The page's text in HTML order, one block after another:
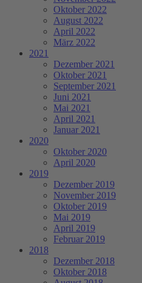
Oktober 2022
August 2022
April 2022
März 2022
2021
Dezember 2021
Oktober 2021
September 2021
Juni 2021
Mai 2021
April 2021
Januar 2021
2020
Oktober 2020
April 2020
2019
Dezember 2019
November 2019
Oktober 2019
Mai 2019
April 2019
Februar 2019
2018
Dezember 2018
Oktober 2018